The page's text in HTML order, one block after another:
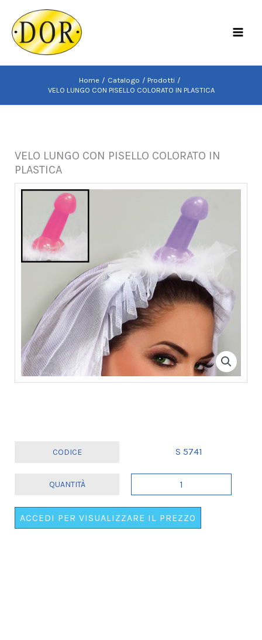
contenuto
Home Catalogo
Prodotti
VELO LUNGO CON PISELLO COLORATO IN PLASTICA
VELO LUNGO CON PISELLO COLORATO IN
PLASTICA
S 5741
LUNGO
CON
ACCEDI PER VISUALIZZARE IL PREZZO